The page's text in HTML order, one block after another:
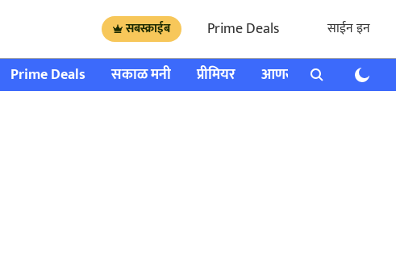
सबस्क्राईब Prime Deals साईन इन
Prime Deals सकाळ मनी प्रीमियर आणखी राशी भविष्य